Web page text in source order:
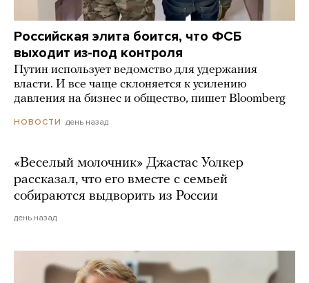
Российская элита боится, что ФСБ
выходит из-под контроля
Путин использует ведомство для удержания
власти. И все чаще склоняется к усилению
давления на бизнес и общество, пишет Bloomberg
НОВОСТИ день назад
«Веселый молочник» Джастас Уолкер
рассказал, что его вместе с семьей
собираются выдворить из России
день назад